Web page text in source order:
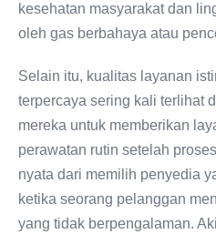
kesehatan masyarakat dan
oleh gas berbahaya atau
Selain itu, kualitas layanan
terpercaya sering kali terlihat
mereka untuk memberikan
perawatan rutin setelah
nyata dari memilih penyedia
ketika seorang pelanggan
yang tidak berpengalaman.